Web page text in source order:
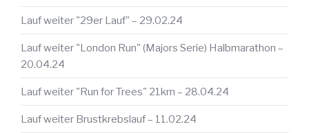
Lauf weiter "29er Lauf" – 29.02.24
Lauf weiter "London Run" (Majors Serie) Halbmarathon –
20.04.24
Lauf weiter "Run for Trees" 21km – 28.04.24
Lauf weiter Brustkrebslauf – 11.02.24